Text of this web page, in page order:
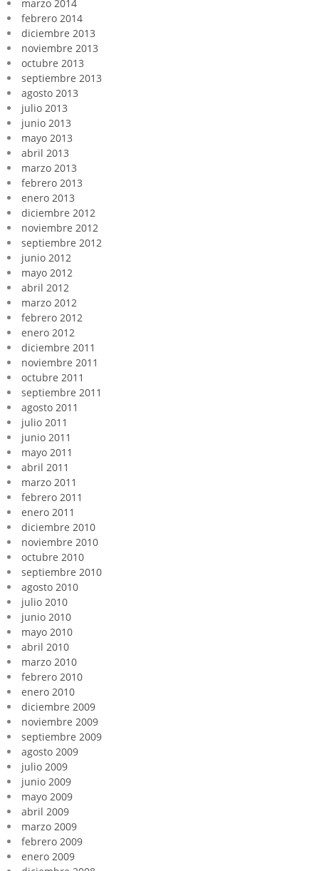
marzo 2014
febrero 2014
diciembre 2013
noviembre 2013
octubre 2013
septiembre 2013
agosto 2013
julio 2013
junio 2013
mayo 2013
abril 2013
marzo 2013
febrero 2013
enero 2013
diciembre 2012
noviembre 2012
septiembre 2012
junio 2012
mayo 2012
abril 2012
marzo 2012
febrero 2012
enero 2012
diciembre 2011
noviembre 2011
octubre 2011
septiembre 2011
agosto 2011
julio 2011
junio 2011
mayo 2011
abril 2011
marzo 2011
febrero 2011
enero 2011
diciembre 2010
noviembre 2010
octubre 2010
septiembre 2010
agosto 2010
julio 2010
junio 2010
mayo 2010
abril 2010
marzo 2010
febrero 2010
enero 2010
diciembre 2009
noviembre 2009
septiembre 2009
agosto 2009
julio 2009
junio 2009
mayo 2009
abril 2009
marzo 2009
febrero 2009
enero 2009